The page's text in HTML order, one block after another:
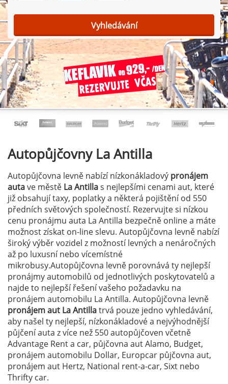
Vyhledávání
AutopůjčovnyLa Antilla
Autopůjčovna levně nabízí nízkonákladový pronájem
autave městě La Antillas nejlepšími cenami aut, které
již obsahují taxy, poplatky a některá pojištění od 550
předních světových společností. Rezervujte si nízkou
cenu pronájmu auta La Antilla bezpečně online a máte
možnost získat on-line slevu. Autopůjčovna levně nabízí
široký výběr vozidel z možností levných a nenáročných
až po luxusní nebo vícemístné
mikrobusy.Autopůjčovna levně porovnává ty nejlepší
pronájmy automobilů od jednotlivých poskytovatelů a
najde to nejlepší řešení vašeho požadavku na
pronájem automobilu La Antilla. Autopůjčovna levně
pronájem aut La Antillatrvá pouze jedno vyhledávání,
aby našel ty nejlepší, nízkonákladové a nejvýhodnější
půjčení auta z více než 550 autopůjčoven včetně
Advantage Rent a car, půjčovna aut Alamo, Budget,
pronájem automobilu Dollar, Europcar půjčovna aut,
pronájem aut Hertz, National rent-a-car, Sixt nebo
Thrifty car.